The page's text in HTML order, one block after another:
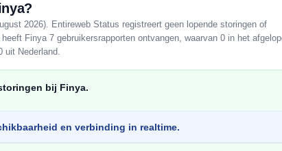
2026). Entireweb Status registreert geen lopende storingen of
Finya 7 gebruikersrapporten ontvangen, waarvan 0 in het
uit Nederland.
bij Finya.
en verbinding in realtime.